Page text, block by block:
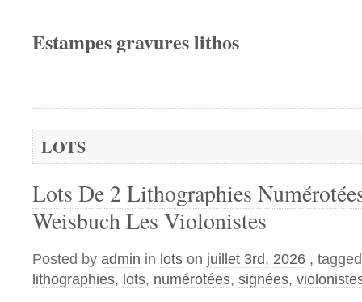
Estampes gravures lithos
LOTS
Lots De 2 Lithographies
Weisbuch Les Violonistes
Posted by admin in lots on juillet 3rd, 2026 ,
lithographies, lots, numérotées, signées,